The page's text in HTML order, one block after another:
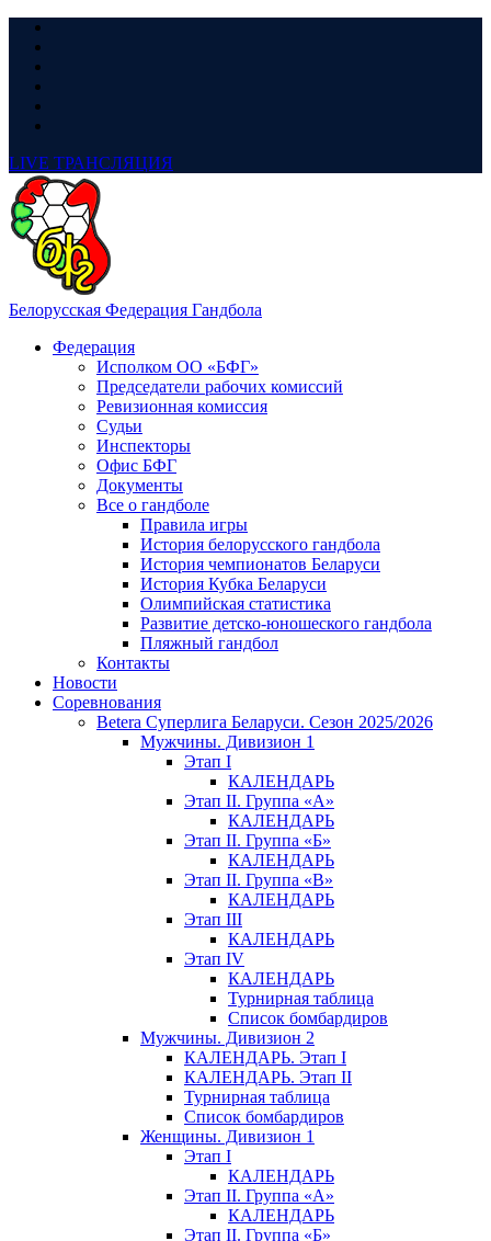
LIVE ТРАНСЛЯЦИЯ
Белорусская Федерация Гандбола
Федерация
Исполком ОО «БФГ»
Председатели рабочих комиссий
Ревизионная комиссия
Судьи
Инспекторы
Офис БФГ
Документы
Все о гандболе
Правила игры
История белорусского гандбола
История чемпионатов Беларуси
История Кубка Беларуси
Олимпийская статистика
Развитие детско-юношеского гандбола
Пляжный гандбол
Контакты
Новости
Соревнования
Betera Суперлига Беларуси. Сезон 2025/2026
Мужчины. Дивизион 1
Этап I
КАЛЕНДАРЬ
Этап II. Группа «А»
КАЛЕНДАРЬ
Этап II. Группа «Б»
КАЛЕНДАРЬ
Этап II. Группа «В»
КАЛЕНДАРЬ
Этап III
КАЛЕНДАРЬ
Этап IV
КАЛЕНДАРЬ
Турнирная таблица
Список бомбардиров
Мужчины. Дивизион 2
КАЛЕНДАРЬ. Этап I
КАЛЕНДАРЬ. Этап II
Турнирная таблица
Список бомбардиров
Женщины. Дивизион 1
Этап I
КАЛЕНДАРЬ
Этап II. Группа «А»
КАЛЕНДАРЬ
Этап II. Группа «Б»